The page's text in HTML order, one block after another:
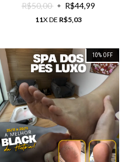
R$50,00
R$44,99
11X DE R$5,03
10% OFF